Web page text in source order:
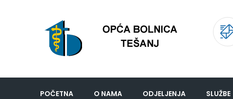
POČETNA O NAMA ODJELJENJA SLUŽBE